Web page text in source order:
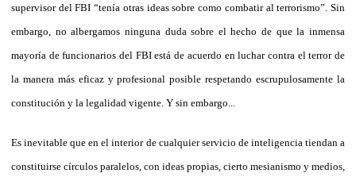
supervisor del FBI “tenía otras ideas sobre como combatir al terrorismo”. Sin
embargo, no albergamos ninguna duda sobre el hecho de que la inmensa
mayoría de funcionarios del FBI está de acuerdo en luchar contra el terror de
la manera más eficaz y profesional posible respetando escrupulosamente la
constitución y la legalidad vigente. Y sin embargo...
Es inevitable que en el interior de cualquier servicio de inteligencia tiendan a
constituirse círculos paralelos, con ideas propias, cierto mesianismo y medios,